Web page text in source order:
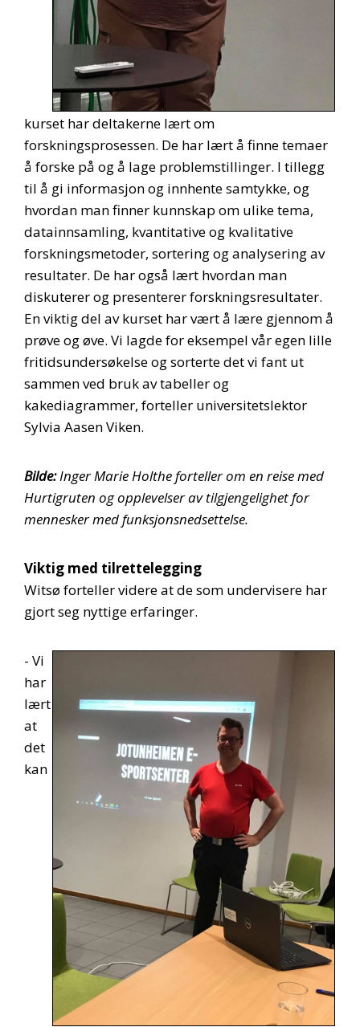
kurset har deltakerne lært om
forskningsprosessen. De har lært å finne temaer
å forske på og å lage problemstillinger. I tillegg
til å gi informasjon og innhente samtykke, og
hvordan man finner kunnskap om ulike tema,
datainnsamling, kvantitative og kvalitative
forskningsmetoder, sortering og analysering av
resultater. De har også lært hvordan man
diskuterer og presenterer forskningsresultater.
En viktig del av kurset har vært å lære gjennom å
prøve og øve. Vi lagde for eksempel vår egen lille
fritidsundersøkelse og sorterte det vi fant ut
sammen ved bruk av tabeller og
kakediagrammer, forteller universitetslektor
Sylvia Aasen Viken.
Bilde:Inger Marie Holthe forteller om en reise med
Hurtigruten og opplevelser av tilgjengelighet for
mennesker med funksjonsnedsettelse.
Viktig med tilrettelegging
Witsø forteller videre at de som undervisere har
gjort seg nyttige erfaringer.
- Vi
har
lært
at
det
kan